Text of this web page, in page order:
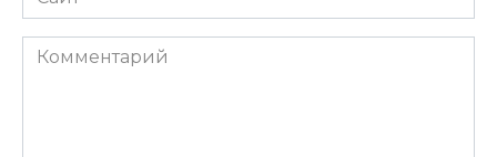
Комментарий